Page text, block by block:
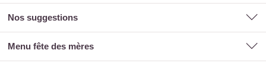
nos suggestions
menu fête des mères